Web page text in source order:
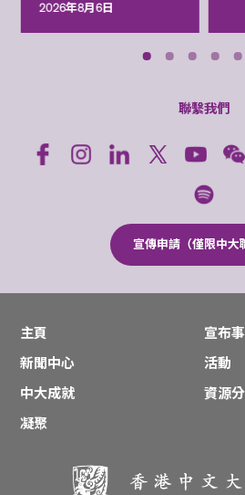
2026年8月6日
聯繫我們
宣傳申請（僅限中大
主頁
宣布
新聞中心
活動
中大成就
資源
凝聚